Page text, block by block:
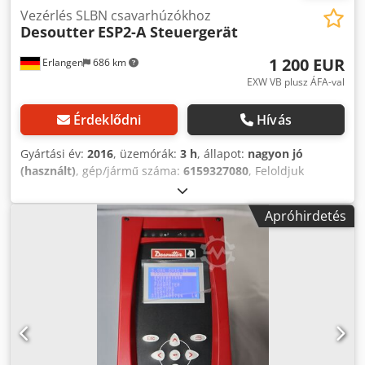
Erlangen 686 km
Vezérlés SLBN csavarhúzókhoz
Desoutter ESP2-A Steuergerät
1 200 EUR
EXW VB plusz ÁFA-val
Érdeklődni Hívás
Gyártási év: 2016, üzemórák: 3 h, állapot: nagyon jó
(használt), gép/jármű száma: 6159327080, Feloldjuk
demonstrációs eszközkészletünk egy részét: Desoutter
kiterjesztett vezérlés ESP2-A SLBN kisfeszültségű
csavarhúzókhoz Gyártási év: 09/2016 Cikkszám:
6159327080 keveset használt, teljesen működőképes
kiegészítő tartozékok nélkül Alkalmas a következő
Desoutter csavarhúzókhoz:# -SLBN003 -SLBN010 -SLBN012
-SLBN020 -SLBN030 -SLBN050 -SLBN090 -SLBN120 Az
ESP2A-t úgy tervezték, hogy optimalizálja a Desoutters
SLBN csavarhúzók teljesítményét, csökkentse az
energiafogyasztást, és akár öt programbeállítást és PLC-
integrációt kínál, beleértve a távindítást és a
Apróhirdetés